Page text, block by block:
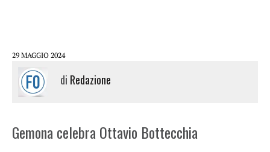
29 MAGGIO 2024
di Redazione
Gemona celebra Ottavio Bottecchia